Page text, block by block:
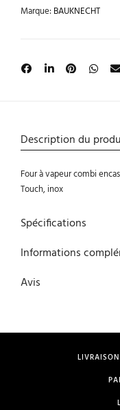
Marque:BAUKNECHT
Description du
Four à vapeur combi
Touch, inox
Spécifications
Informations
Avis